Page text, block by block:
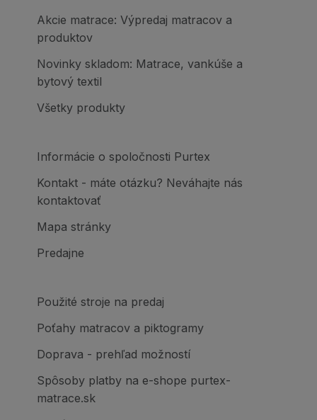
Akcie matrace: Výpredaj matracov a
produktov
Novinky skladom: Matrace, vankúše a
bytový textil
Všetky produkty
Informácie o spoločnosti Purtex
Kontakt - máte otázku? Neváhajte nás
kontaktovať
Mapa stránky
Predajne
Použité stroje na predaj
Poťahy matracov a piktogramy
Doprava - prehľad možností
Spôsoby platby na e-shope purtex-
matrace.sk